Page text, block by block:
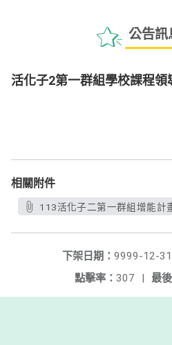
公告訊
活化子2第一群組學校課程
相關附件
113活化子二第一群組增能計
下架日期： 9999-12-31
最
點擊率： 307 |